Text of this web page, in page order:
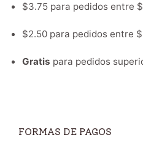
$3.75 para pedidos entre
$2.50 para pedidos entre
Gratis para pedidos
FORMAS DE PAGOS